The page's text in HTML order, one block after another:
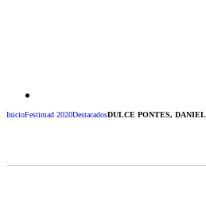
InicioFestimad 2020DestacadosDULCE PONTES,